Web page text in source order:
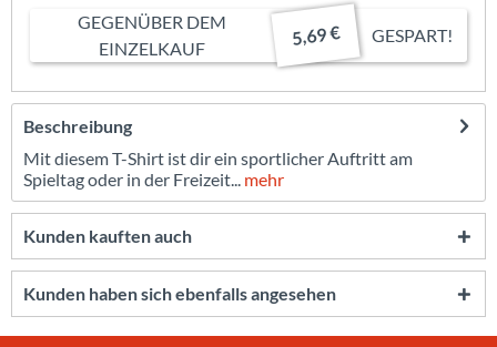
GEGENÜBER DEM
EINZELKAUF
5,69 € GESPART!
Beschreibung
Mit diesem T-Shirt ist dir ein sportlicher Auftritt am
Spieltag oder in der Freizeit... mehr
Kunden kauften auch
Kunden haben sich ebenfalls angesehen